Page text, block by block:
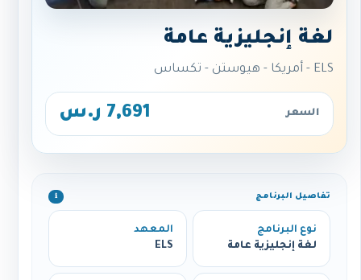
لغة إنجليزية عامة
ELS - أمريكا - هيوستن - تكساس
السعر 7,691 ر.س
تفاصيل البرنامج ℹ️
نوع البرنامج
لغة إنجليزية عامة
المعهد
ELS